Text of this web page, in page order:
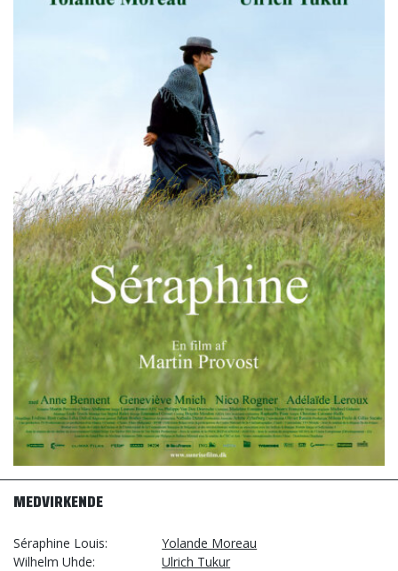
MEDVIRKENDE
Séraphine Louis
Yolande Moreau
Wilhelm Uhde
Ulrich Tukur